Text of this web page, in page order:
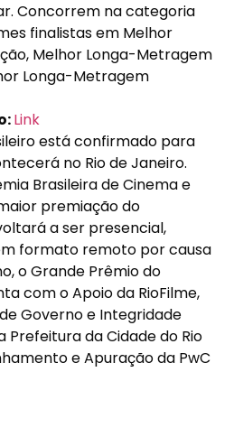
Concorrem na categoria
finalistas em Melhor
Melhor Longa-Metragem
Longa-Metragem
Link
está confirmado para
no Rio de Janeiro.
Brasileira de Cinema e
premiação do
a ser presencial,
formato remoto por causa
o Grande Prêmio do
com o Apoio da RioFilme,
Governo e Integridade
Prefeitura da Cidade do Rio
e Apuração da PwC